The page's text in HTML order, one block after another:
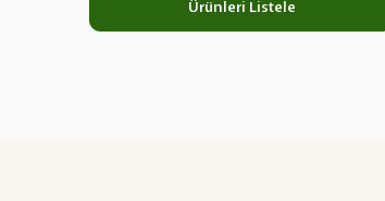
Ürünleri Listele